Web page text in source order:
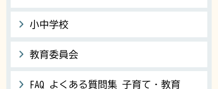
小中学校
教育委員会
FAQ よくある質問集 子育て・教育